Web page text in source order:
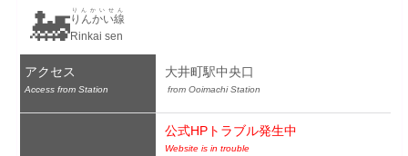
🚂りんかい線
りんかいせん
Rinkai sen
アクセス
Access from Station
大井町駅中央口
from Ooimachi Station
公式HPトラブル発生中
Website is in trouble